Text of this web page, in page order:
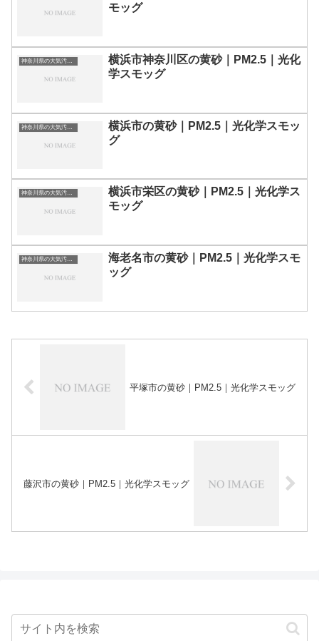
モッグ
神奈川県の大気汚染・PM2.5・黄砂・エアロゾルの数値
横浜市神奈川区の黄砂｜PM2.5｜光化
学スモッグ
神奈川県の大気汚染・PM2.5・黄砂・エアロゾルの数値
横浜市の黄砂｜PM2.5｜光化学スモッ
グ
神奈川県の大気汚染・PM2.5・黄砂・エアロゾルの数値
横浜市栄区の黄砂｜PM2.5｜光化学ス
モッグ
神奈川県の大気汚染・PM2.5・黄砂・エアロゾルの数値
海老名市の黄砂｜PM2.5｜光化学スモ
ッグ
平塚市の黄砂｜PM2.5｜光化学スモッグ
藤沢市の黄砂｜PM2.5｜光化学スモッグ